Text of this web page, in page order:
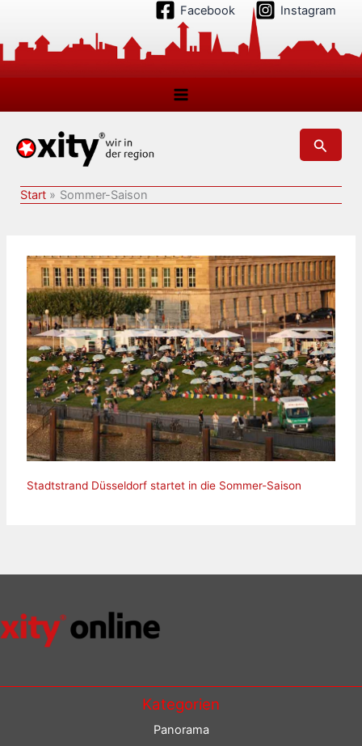
springen
Facebook Instagram
Suchen
Start Sommer-Saison
Stadtstrand Düsseldorf startet in die Sommer-Saison
Kategorien
Panorama